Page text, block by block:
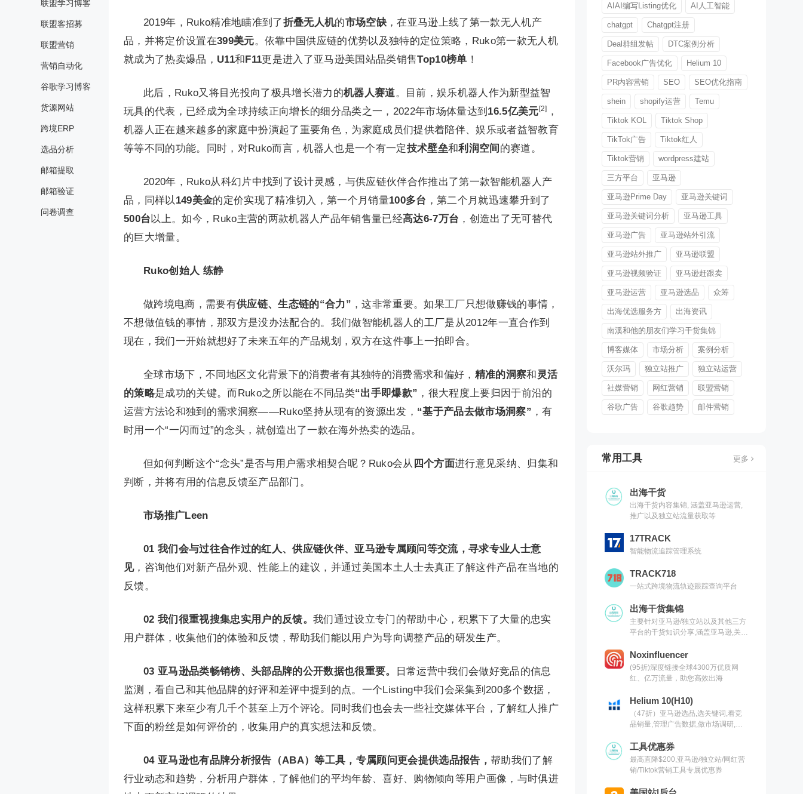
联盟学习博客
联盟客招募
联盟营销
营销自动化
谷歌学习博客
货源网站
跨境ERP
选品分析
邮箱提取
邮箱验证
问卷调查
2019年，Ruko精准地瞄准到了折叠无人机的市场空缺，在亚马逊上线了第一款无人机产
品，并将定价设置在399美元。依靠中国供应链的优势以及独特的定位策略，Ruko第一款无人机
就成为了热卖爆品， U11和F11更是进入了亚马逊美国站品类销售Top10榜单 ！
此后，Ruko又将目光投向了极具增长潜力的机器人赛道。目前，娱乐机器人作为新型益智
玩具的代表，已经成为全球持续正向增长的细分品类之一，2022年市场体量达到 16.5亿美元 [2]
，
机器人正在越来越多的家庭中扮演起了重要角色，为家庭成员们提供着陪伴、娱乐或者益智教育
等等不同的功能。同时，对Ruko而言，机器人也是一个有一定技术壁垒和利润空间 的赛道。
2020年，Ruko从科幻片中找到了设计灵感，与供应链伙伴合作推出了第一款智能机器人产
品，同样以 149美金的定价实现了精准切入，第一个月销量100多台 ，第二个月就迅速攀升到了
500台 以上。如今，Ruko主营的两款机器人产品年销售量已经高达6-7万台 ，创造出了无可替代
的巨大增量。
Ruko创始人 练静
做跨境电商，需要有供应链、生态链的“合力” ，这非常重要。如果工厂只想做赚钱的事情，
不想做值钱的事情，那双方是没办法配合的。我们做智能机器人的工厂是从2012年一直合作到
现在，我们一开始就想好了未来五年的产品规划，双方在这件事上一拍即合。
全球市场下，不同地区文化背景下的消费者有其独特的消费需求和偏好， 精准的洞察和 灵活
的策略是成功的关键。而Ruko之所以能在不同品类“出手即爆款” ，很大程度上要归因于前沿的
运营方法论和独到的需求洞察——Ruko坚持从现有的资源出发， “基于产品去做市场洞察” ，有
时用一个“一闪而过”的念头，就创造出了一款在海外热卖的选品。
但如何判断这个“念头”是否与用户需求相契合呢？Ruko会从 四个方面进行意见采纳、归集和
判断，并将有用的信息反馈至产品部门。
市场推广Leen
01 我们会与过往合作过的红人、供应链伙伴、亚马逊专属顾问等交流，寻求专业人士意
见，咨询他们对新产品外观、性能上的建议，并通过美国本土人士去真正了解这件产品在当地的
反馈。
02 我们很重视搜集忠实用户的反馈。 我们通过设立专门的帮助中心，积累下了大量的忠实
用户群体，收集他们的体验和反馈，帮助我们能以用户为导向调整产品的研发生产。
03 亚马逊品类畅销榜、头部品牌的公开数据也很重要。
日常运营中我们会做好竞品的信息
监测，看自己和其他品牌的好评和差评中提到的点。一个Listing中我们会采集到200多个数据，
这样积累下来至少有几千个甚至上万个评论。同时我们也会去一些社交媒体平台，了解红人推广
下面的粉丝是如何评价的，收集用户的真实想法和反馈。
04 亚马逊也有品牌分析报告（ABA）等工具，专属顾问更会提供选品报告， 帮助我们了解
行业动态和趋势，分析用户群体，了解他们的平均年龄、喜好、购物倾向等用户画像，与时俱进
AIAI编写Listing优化 AI人工智能
chatgpt Chatgpt注册
Deal群组发帖 DTC案例分析
Facebook广告优化 Helium 10
PR内容营销 SEO SEO优化指南
shein shopify运营 Temu
Tiktok KOL Tiktok Shop
TikTok广告 Tiktok红人
Tiktok营销 wordpress建站
三方平台 亚马逊
亚马逊Prime Day 亚马逊关键词
亚马逊关键词分析 亚马逊工具
亚马逊广告 亚马逊站外引流
亚马逊站外推广 亚马逊联盟
亚马逊视频验证 亚马逊赶跟卖
亚马逊运营 亚马逊选品 众筹
出海优选服务方 出海资讯
南溪和他的朋友们学习干货集锦
博客媒体 市场分析 案例分析
沃尔玛 独立站推广 独立站运营
社媒营销 网红营销 联盟营销
谷歌广告 谷歌趋势 邮件营销
常用工具 更多
出海干货
出海干货内容集锦, 涵盖亚马逊运营,
推广以及独立站流量获取等
17TRACK
智能物流追踪管理系统
TRACK718
一站式跨境物流轨迹跟踪查询平台
出海干货集锦
主要针对亚马逊/独立站以及其他三方
平台的干货知识分享,涵盖亚马逊,关键
具以及出海干货集锦,欢迎关注
Noxinfluencer
(95折)深度链接全球4300万优质网
红、亿万流量，助您高效出海
Helium 10(H10)
（47折）亚马逊选品,选关键词,看竞
品销量,管理广告数据,做市场调研,有
工具优惠券
最高直降$200,亚马逊/独立站/网红营
销/Tiktok营销工具专属优惠券